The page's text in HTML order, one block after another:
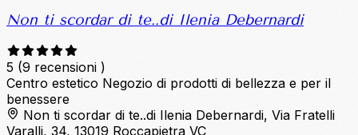
Non ti scordar di te..di Ilenia Debernardi
5 (9 recensioni )
Centro estetico Negozio di prodotti di bellezza e per il
benessere
Non ti scordar di te..di Ilenia Debernardi, Via Fratelli
Varalli, 34, 13019 Roccapietra VC